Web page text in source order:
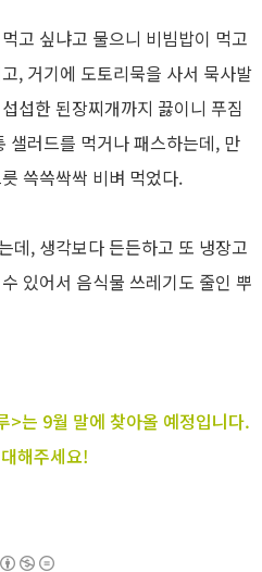
고 싶냐고 물으니 비빔밥이 먹고
, 거기에 도토리묵을 사서 묵사발
섭한 된장찌개까지 끓이니 푸짐
샐러드를 먹거나 패스하는데, 만
쓱쓱싹싹 비벼 먹었다.
데, 생각보다 든든하고 또 냉장고
있어서 음식물 쓰레기도 줄인 뿌
>는 9월 말에 찾아올 예정입니다.
해주세요!